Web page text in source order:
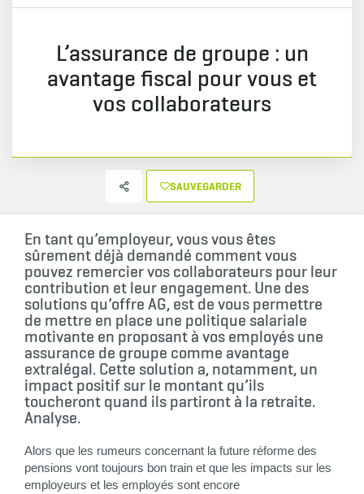
L’assurance de groupe : un
avantage fiscal pour vous et
vos collaborateurs
SAUVEGARDER
En tant qu’employeur, vous vous êtes
sûrement déjà demandé comment vous
pouvez remercier vos collaborateurs pour leur
contribution et leur engagement. Une des
solutions qu’offre AG, est de vous permettre
de mettre en place une politique salariale
motivante en proposant à vos employés une
assurance de groupe comme avantage
extralégal. Cette solution a, notamment, un
impact positif sur le montant qu’ils
toucheront quand ils partiront à la retraite.
Analyse.
Alors que les rumeurs concernant la future réforme des
pensions vont toujours bon train et que les impacts sur les
employeurs et les employés sont encore